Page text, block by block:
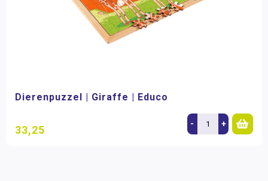
Dierenpuzzel | Giraffe | Educo
33,25 - +